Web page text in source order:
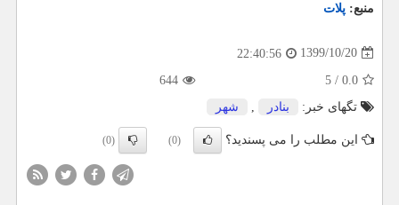
منبع: پلات
1399/10/20
22:40:56
0.0
/
5
644
تگهای خبر:
بنادر شهر
این مطلب را می پسندید؟ (0)
(0)